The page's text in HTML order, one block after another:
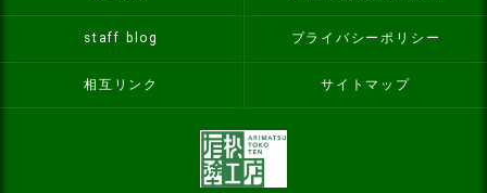
staff blog プライバシーポリシー
相互リンク サイトマップ